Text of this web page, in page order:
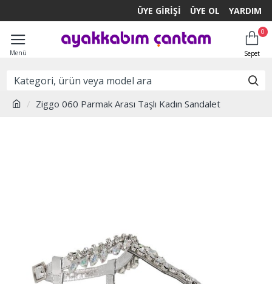
ÜYE GIRIŞI ÜYE OL YARDIM
0
Ziggo 060 Parmak Arası Taşlı Kadın Sandalet